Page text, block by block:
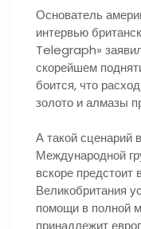
Основатель
интервью
Telegraph»
скорейшем
боится, что
золото и алмазы
А такой сценарий
Международной
вскоре
Великобритания
помощи в полной
принадлежит